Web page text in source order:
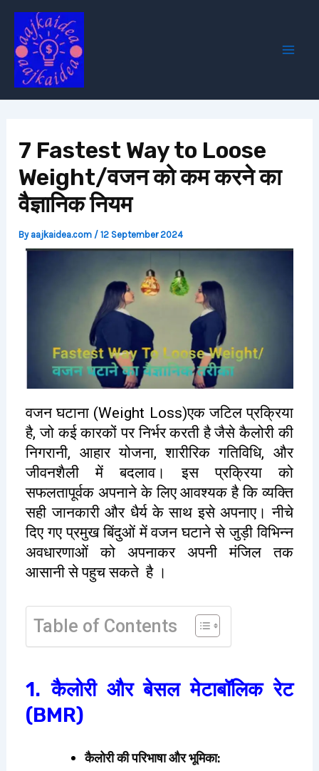
Skip
content
7 Fastest Way to Loose
Weight/वजन को कम करने का
वैज्ञानिक नियम
By aajkaidea.com /12 September 2024
वजन घटाना (Weight Loss)एक जटिल प्रक्रिया
है, जो कई कारकों पर निर्भर करती है जैसे कैलोरी की
निगरानी, आहार योजना, शारीरिक गतिविधि, और
जीवनशैली में बदलाव। इस प्रक्रिया को
सफलतापूर्वक अपनाने के लिए आवश्यक है कि व्यक्ति
सही जानकारी और धैर्य के साथ इसे अपनाए। नीचे
दिए गए प्रमुख बिंदुओं में वजन घटाने से जुड़ी विभिन्न
अवधारणाओं को अपनाकर अपनी मंजिल तक
आसानी से पहुच सकते है ।
Table of Contents
1. कैलोरी और बेसल मेटाबॉलिक रेट
(BMR)
कैलोरी की परिभाषा और भूमिका:
Post
navigation